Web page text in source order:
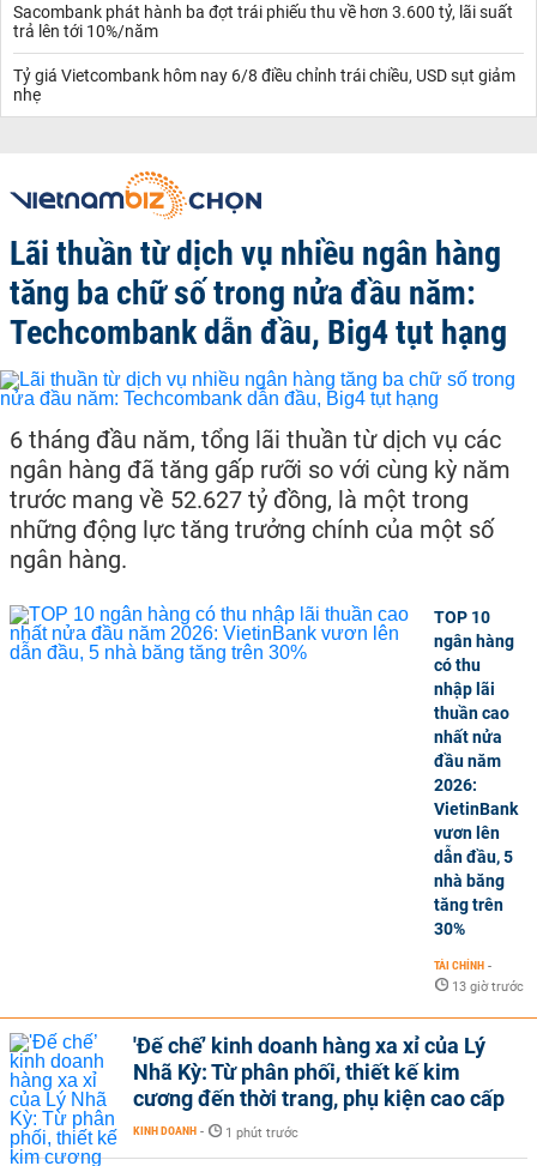
Sacombank phát hành ba đợt trái phiếu thu về hơn 3.600 tỷ, lãi suất
trả lên tới 10%/năm
Tỷ giá Vietcombank hôm nay 6/8 điều chỉnh trái chiều, USD sụt giảm
nhẹ
Lãi thuần từ dịch vụ nhiều ngân hàng
tăng ba chữ số trong nửa đầu năm:
Techcombank dẫn đầu, Big4 tụt hạng
6 tháng đầu năm, tổng lãi thuần từ dịch vụ các
ngân hàng đã tăng gấp rưỡi so với cùng kỳ năm
trước mang về 52.627 tỷ đồng, là một trong
những động lực tăng trưởng chính của một số
ngân hàng.
TOP 10
ngân hàng
có thu
nhập lãi
thuần cao
nhất nửa
đầu năm
2026:
VietinBank
vươn lên
dẫn đầu, 5
nhà băng
tăng trên
30%
TÀI CHÍNH -
13 giờ trước
'Đế chế’ kinh doanh hàng xa xỉ của Lý
Nhã Kỳ: Từ phân phối, thiết kế kim
cương đến thời trang, phụ kiện cao cấp
KINH DOANH - 1 phút trước